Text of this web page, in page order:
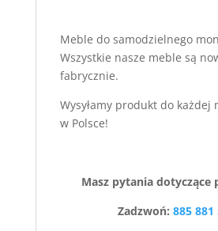
Meble do samodzielnego
Wszystkie nasze meble są
fabrycznie.
Wysyłamy produkt do każdej
w Polsce!
Masz pytania dotyczące
Zadzwoń: 885 881